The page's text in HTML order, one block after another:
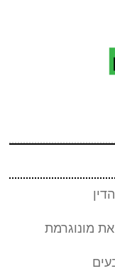
מונוגרמת